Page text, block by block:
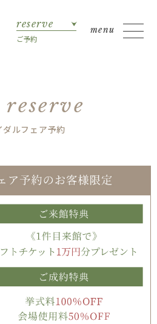
reserve
ご予約
ダルフェア予約